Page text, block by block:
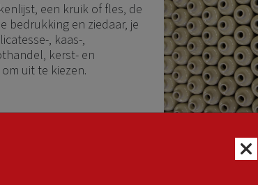
een kruik of fles, de
bedrukking en ziedaar, je
, kaas-,
kerst- en
uit te kiezen.
door ons adviseren of